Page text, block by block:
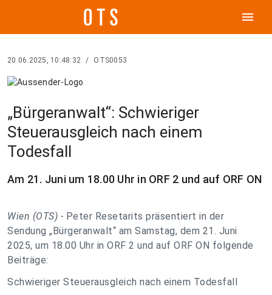
menu
20.06.2025, 10:48:32 / OTS0053
„Bürgeranwalt“: Schwieriger
Steuerausgleich nach einem
Todesfall
Am 21. Juni um 18.00 Uhr in ORF 2 und auf ORF ON
Wien (OTS) - Peter Resetarits präsentiert in der
Sendung „Bürgeranwalt“ am Samstag, dem 21. Juni
2025, um 18.00 Uhr in ORF 2 und auf ORF ON folgende
Beiträge:
Schwieriger Steuerausgleich nach einem Todesfall